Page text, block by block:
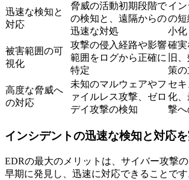
迅速な検知と
対応
脅威の活動初期段階で
の検知と、遠隔からの
迅速な対処
イ
の
小化
被害範囲の可
視化
攻撃の侵入経路や影響
範囲をログから正確に
特定
確実
旧
策の
高度な脅威へ
の対応
未知のマルウェアやフ
ァイルレス攻撃、ゼロ
デイ攻撃の検知
セ
化
撃へ
インシデントの迅速な検知と対応
EDRの最大のメリットは、サイバー攻撃
早期に発見し、迅速に対応できることで